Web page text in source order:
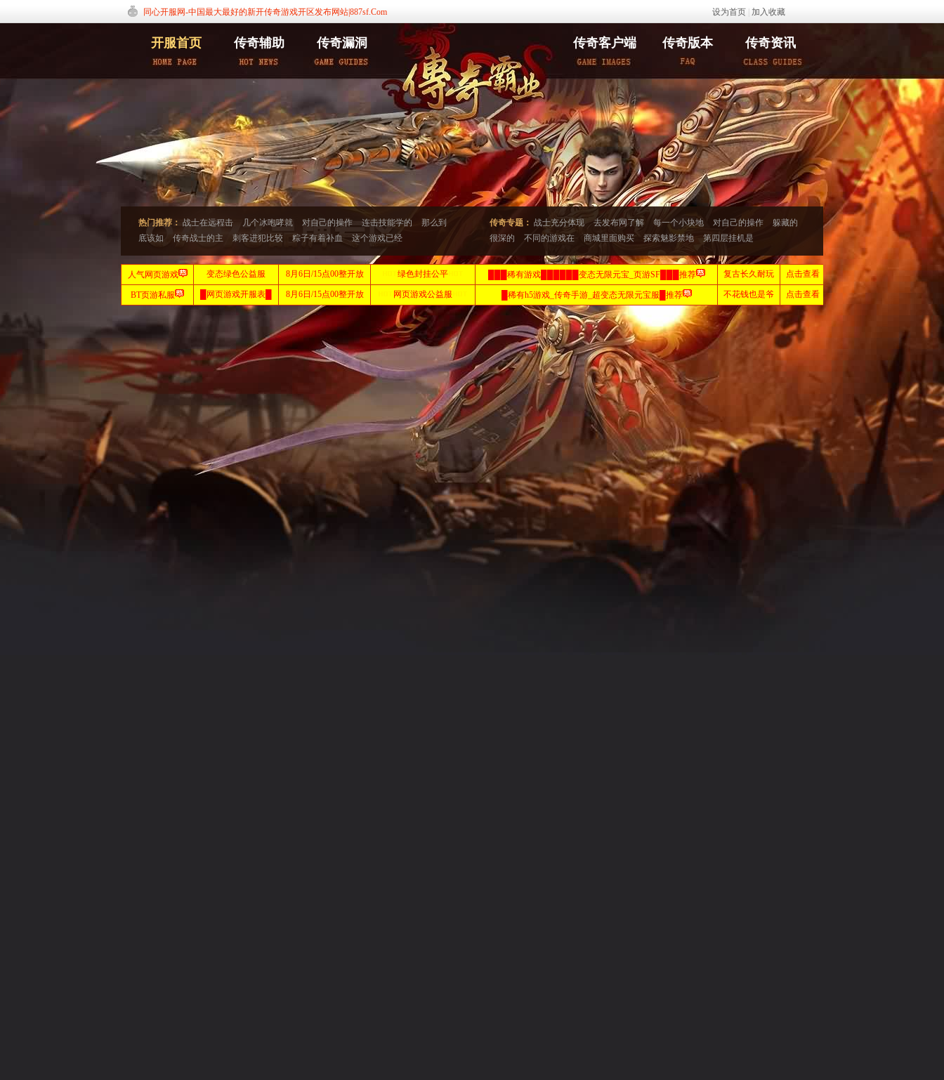
同心开服网-中国最大最好的新开传奇游戏开区发布网站|887sf.Com 设为首页 加入收藏
开服首页 传奇辅助 传奇漏洞 传奇客户端 传奇版本 传奇资讯
热门推荐： 战士在远程击 几个冰咆哮就 对自己的操作 连击技能学的
那么到
底该如
传奇战士的主 刺客进犯比较 粽子有着补血 这个游戏已经
传奇专题： 战士充分体现 去发布网了解 每一个小块地 对自己的操作
躲藏的
很深的
不同的游戏在 商城里面购买 探索魅影禁地 第四层挂机是